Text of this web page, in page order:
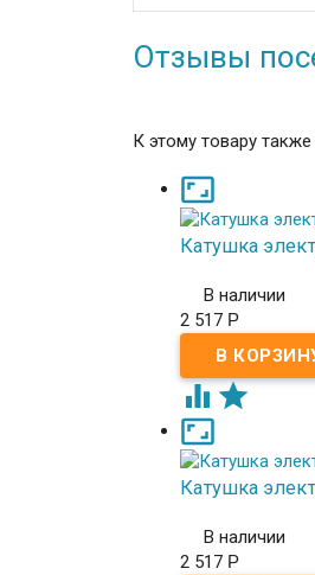
Отзывы
К этому товару

Катушка
В наличии
2 517 Р
 

Катушка
В наличии
2 517 Р